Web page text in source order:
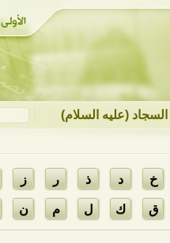
السجاد (عليه السلام)
خ د ذ ر ز
ق ك ل م ن